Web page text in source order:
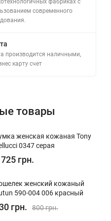
фабриках с
современного
производится наличными,
карту счет
товары
женская кожаная Tony
0347 серая
грн.
женский кожаный
590-004 006 красный
грн. 800 грн.